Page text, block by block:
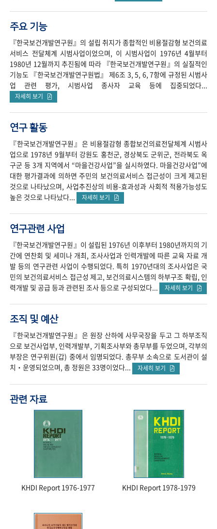
주요 기능
『한국보건개발연구원』의 설립 취지가 종합적인 비용절감형 보건의료
서비스 전달체계 시범사업이었으며, 이 시범사업이 1976년 4월부터
1980년 12월까지 추진됨에 따라 『한국보건개발연구원』의 실질적인
기능도 『한국보건개발연구원법』 제6조 3, 5, 6, 7항에 규정된 시범사
업 관련 평가, 시범사업 종사자 교육 등에 집중되었다...
자세히 보기
연구 활동
『한국보건개발연구원』은 비용절감형 종합보건의료전달체계 시범사
업으로 1978년 9월부터 강원도 홍천군, 경상북도 군위군, 전라북도 옥
구군 등 3개 지역에서 “마을건강사업”을 실시하였다. 마을건강사업”에
대한 평가결과에 의하면 주민의 보건의료서비스 접근성이 크게 제고된
것으로 나타났으며, 사업추진상의 비용-효과성과 사회적 적용가능성도
높은 것으로 나타났다...
자세히 보기
연구관련 사업
『한국보건개발연구원』이 설립된 1976년 이후부터 1980년까지의 기
간에 연찬회 및 세미나 개최, 조사사업과 인력개발에 따른 교육 자료 개
발 등의 연구관련 사업이 수행되었다. 특히 1970년대의 조사사업은 국
민의 보건의료서비스 접근성 제고, 보건의료시스템의 하부구조 확립, 인
력개발 및 공급 등과 관련된 조사 등으로 구성되었다...
자세히 보기
조직 및 예산
『한국보건개발연구원』은 원장 산하에 사무국장을 두고 그 하부조직
으로 보건사업부, 인력개발부, 기획조사부와 총무부를 두었으며, 각부의
부장은 연구위원(갑) 중에서 임명되었다. 총무부 소속으로 도서관이 설
치‧운영되었으며, 총 정원은 33명이었다...
자세히 보기
관련 자료
KHDI Report 1976-1977 KHDI Report 1978-1979